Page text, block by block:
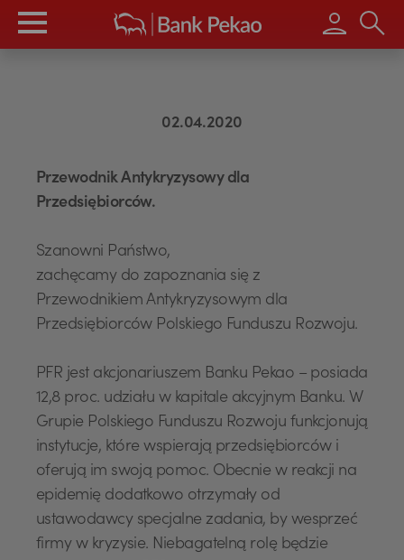
Wpisz
02.04.2020
Przewodnik Antykryzysowy dla
Przedsiębiorców.
Szanowni Państwo,
zachęcamy do zapoznania się z
Przewodnikiem Antykryzysowym dla
Przedsiębiorców Polskiego Funduszu Rozwoju.
PFR jest akcjonariuszem Banku Pekao – posiada
12,8 proc. udziału w kapitale akcyjnym Banku. W
Grupie Polskiego Funduszu Rozwoju funkcjonują
instytucje, które wspierają przedsiębiorców i
oferują im swoją pomoc. Obecnie w reakcji na
epidemię dodatkowo otrzymały od
ustawodawcy specjalne zadania, by wesprzeć
firmy w kryzysie. Niebagatelną rolę będzie